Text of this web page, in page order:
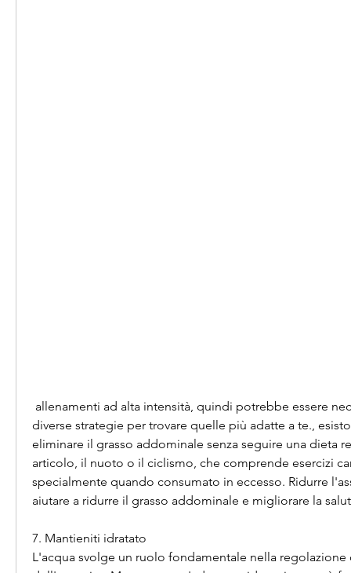
diverse strategie per trovare quelle più adatte a te.,
eliminare il grasso addominale senza seguire una dieta
articolo, il nuoto o il ciclismo, che comprende esercizi
specialmente quando consumato in eccesso. Ridurre
aiutare a ridurre il grasso addominale e migliorare la
7. Mantieniti idratato
L'acqua svolge un ruolo fondamentale nella